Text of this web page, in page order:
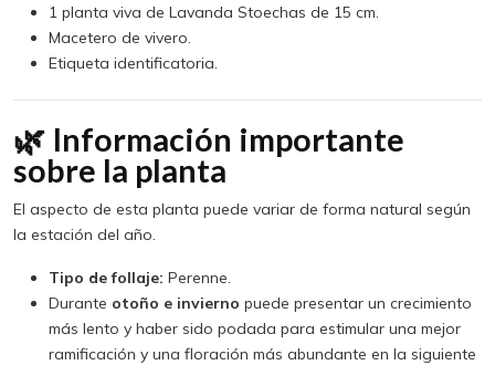
1 planta viva de Lavanda Stoechas de 15 cm.
Macetero de vivero.
Etiqueta identificatoria.
🌿 Información importante
sobre la planta
El aspecto de esta planta puede variar de forma natural según
la estación del año.
Tipo de follaje: Perenne.
Durante otoño e invierno puede presentar un crecimiento
más lento y haber sido podada para estimular una mejor
ramificación y una floración más abundante en la siguiente